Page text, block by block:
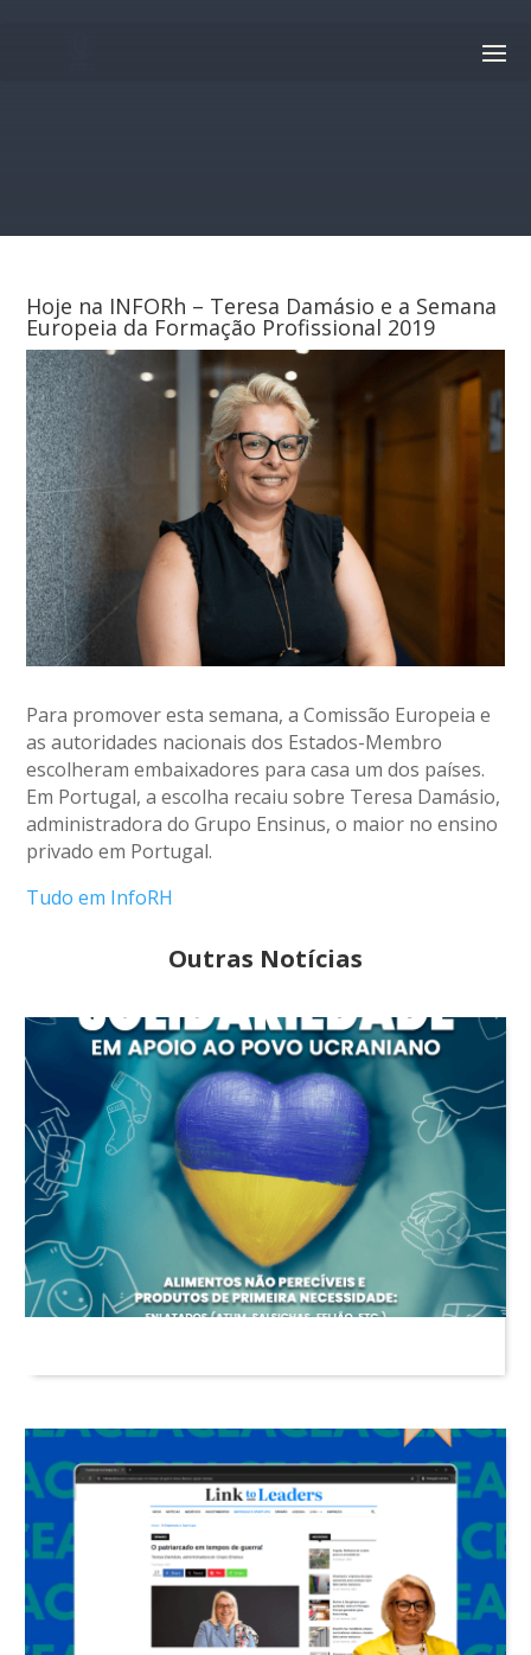
Hoje na INFORh – Teresa Damásio e a Semana
Europeia da Formação Profissional 2019
Para promover esta semana, a Comissão Europeia e
as autoridades nacionais dos Estados-Membro
escolheram embaixadores para casa um dos países.
Em Portugal, a escolha recaiu sobre Teresa Damásio,
administradora do Grupo Ensinus, o maior no ensino
privado em Portugal.
Tudo em InfoRH
Outras Notícias